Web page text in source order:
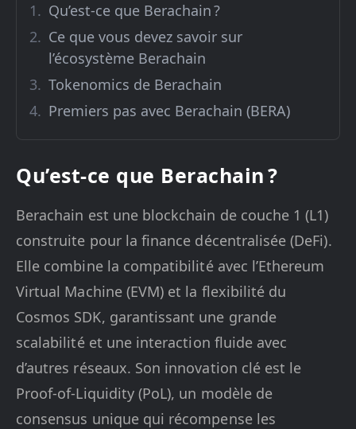
Qu’est-ce que Berachain ?
Ce que vous devez savoir sur
l’écosystème Berachain
Tokenomics de Berachain
Premiers pas avec Berachain (BERA)
Qu’est-ce que Berachain ?
Berachain est une blockchain de couche 1 (L1)
construite pour la finance décentralisée (DeFi).
Elle combine la compatibilité avec l’Ethereum
Virtual Machine (EVM) et la flexibilité du
Cosmos SDK, garantissant une grande
scalabilité et une interaction fluide avec
d’autres réseaux. Son innovation clé est le
Proof-of-Liquidity (PoL), un modèle de
consensus unique qui récompense les